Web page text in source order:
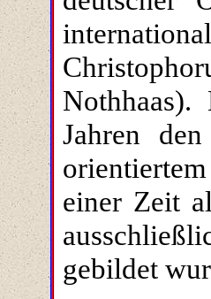
Jahren
einer Zeit
gebildet